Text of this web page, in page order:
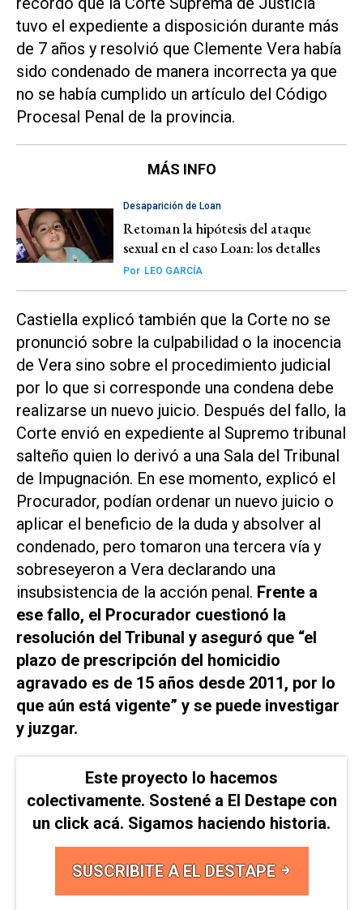
tuvo el expediente a disposición durante más
de 7 años y resolvió que Clemente Vera había
sido condenado de manera incorrecta ya que
no se había cumplido un artículo del Código
Procesal Penal de la provincia.
MÁS INFO
Desaparición de Loan
Retoman la hipótesis del ataque
sexual en el caso Loan: los detalles
Por LEO GARCÍA
Castiella explicó también que la Corte no se
pronunció sobre la culpabilidad o la inocencia
de Vera sino sobre el procedimiento judicial
por lo que si corresponde una condena debe
realizarse un nuevo juicio. Después del fallo, la
Corte envió en expediente al Supremo tribunal
salteño quien lo derivó a una Sala del Tribunal
de Impugnación. En ese momento, explicó el
Procurador, podían ordenar un nuevo juicio o
aplicar el beneficio de la duda y absolver al
condenado, pero tomaron una tercera vía y
sobreseyeron a Vera declarando una
insubsistencia de la acción penal. Frente a
ese fallo, el Procurador cuestionó la
resolución del Tribunal y aseguró que “el
plazo de prescripción del homicidio
agravado es de 15 años desde 2011, por lo
que aún está vigente” y se puede investigar
y juzgar.
Este proyecto lo hacemos
colectivamente. Sostené a El Destape con
un click acá. Sigamos haciendo historia.
SUSCRIBITE A EL DESTAPE